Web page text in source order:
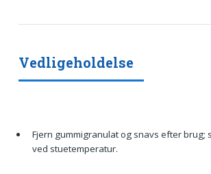
Vedligeholdelse
Fjern gummigranulat og snavs efter brug;
ved stuetemperatur.